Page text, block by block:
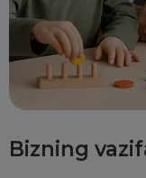
Bizning